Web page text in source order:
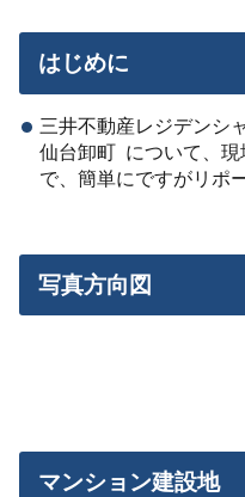
はじめに
三井不動産レジデンシ
仙台卸町 について、
で、簡単にですがリポ
写真方向図
マンション建設地